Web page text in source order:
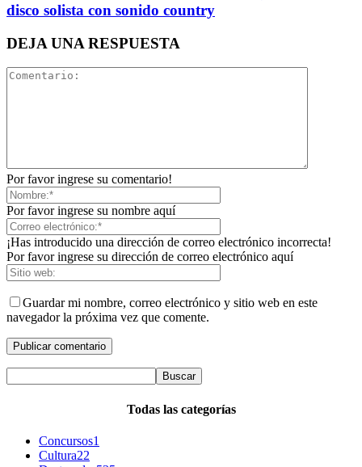
disco solista con sonido country
DEJA UNA RESPUESTA
Por favor ingrese su comentario!
Por favor ingrese su nombre aquí
¡Has introducido una dirección de correo electrónico incorrecta!
Por favor ingrese su dirección de correo electrónico aquí
Guardar mi nombre, correo electrónico y sitio web en este
navegador la próxima vez que comente.
Todas las categorías
Concursos1
Cultura22